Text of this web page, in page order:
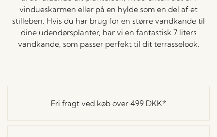
vindueskarmen eller på en hylde som en del af et
stilleben. Hvis du har brug for en større vandkande til
dine udendørsplanter, har vi en fantastisk 7 liters
vandkande, som passer perfekt til dit terrasselook.
Fri fragt ved køb over 499 DKK*